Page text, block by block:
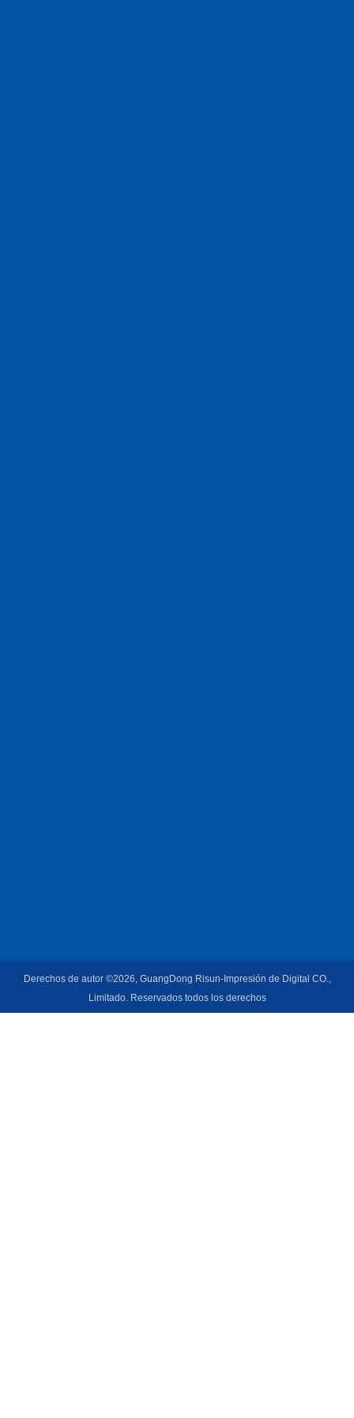
Derechos de autor ©2026, GuangDong Risun-Impresión de Digital CO.,
Limitado. Reservados todos los derechos